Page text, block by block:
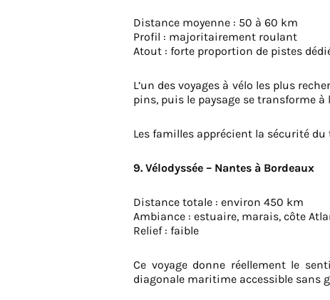
Distance moyenne : 50 à 60 km
Profil : majoritairement roulant
Atout : forte proportion de pistes
L’un des voyages à vélo les plus
pins, puis le paysage se transforme à
Les familles apprécient la sécurité du
9. Vélodyssée – Nantes à Bordeaux
Distance totale : environ 450 km
Ambiance : estuaire, marais, côte
Relief : faible
Ce voyage donne réellement le
diagonale maritime accessible sans